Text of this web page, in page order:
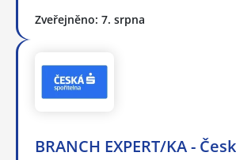
Zveřejněno: 7. srpna
BRANCH EXPERT/KA -